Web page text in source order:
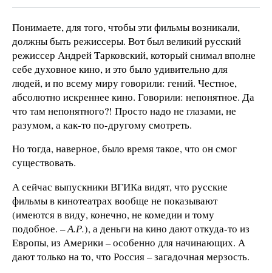
Понимаете, для того, чтобы эти фильмы возникали,
должны быть режиссеры. Вот был великий русский
режиссер Андрей Тарковский, который снимал вполне
себе духовное кино, и это было удивительно для
людей, и по всему миру говорили: гений. Честное,
абсолютно искреннее кино. Говорили: непонятное. Да
что там непонятного?! Просто надо не глазами, не
разумом, а как-то по-другому смотреть.
Но тогда, наверное, было время такое, что он смог
существовать.
А сейчас выпускники ВГИКа видят, что русские
фильмы в кинотеатрах вообще не показывают
(имеются в виду, конечно, не комедии и тому
подобное. – А.Р.), а деньги на кино дают откуда-то из
Европы, из Америки – особенно для начинающих. А
дают только на то, что Россия – загадочная мерзость.